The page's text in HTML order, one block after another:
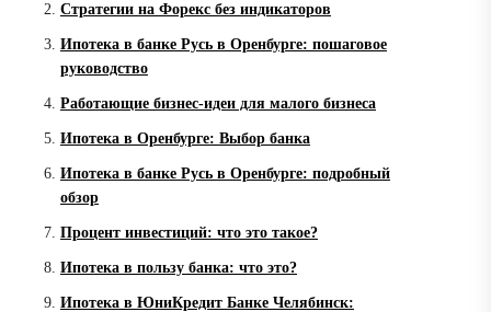
Стратегии на Форекс без индикаторов
Ипотека в банке Русь в Оренбурге: пошаговое
руководство
Работающие бизнес-идеи для малого бизнеса
Ипотека в Оренбурге: Выбор банка
Ипотека в банке Русь в Оренбурге: подробный
обзор
Процент инвестиций: что это такое?
Ипотека в пользу банка: что это?
Ипотека в ЮниКредит Банке Челябинск: